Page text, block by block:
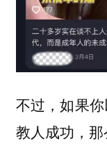
不过，如果
教人成功，那